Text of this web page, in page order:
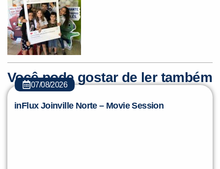
Você pode gostar de ler também
07/08/2026
inFlux Joinville Norte – Movie Session